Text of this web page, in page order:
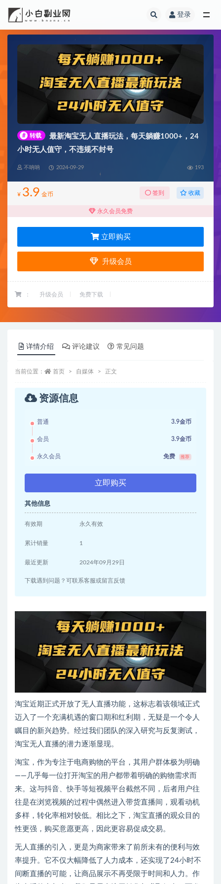
登录
# 转载
最新淘宝无人直播玩法，每天躺赚1000+，24
小时无人值守，不违规不封号
不呐呐 2024-09-29 193
¥ 3.9 金币 签到 收藏
永久会员免费
立即购买
升级会员
： 升级会员 免费下载
详情介绍 评论建议 常见问题
当前位置： 首页 自媒体 正文
资源信息
普通 3.9金币
会员 3.9金币
永久会员 免费 推荐
立即购买
其他信息
有效期 永久有效
累计销量 1
最近更新 2024年09月29日
下载遇到问题？可联系客服或留言反馈
淘宝近期正式开放了无人直播功能，这标志着该领域正式
迈入了一个充满机遇的窗口期和红利期，无疑是一个令人
瞩目的新兴趋势。经过我们团队的深入研究与反复测试，
淘宝无人直播的潜力逐渐显现。
淘宝，作为专注于电商购物的平台，其用户群体极为明确
——几乎每一位打开淘宝的用户都带着明确的购物需求而
来。这与抖音、快手等短视频平台截然不同，后者用户往
往是在浏览视频的过程中偶然进入带货直播间，观看动机
多样，转化率相对较低。相比之下，淘宝直播的观众目的
性更强，购买意愿更高，因此更容易促成交易。
无人直播的引入，更是为商家带来了前所未有的便利与效
率提升。它不仅大幅降低了人力成本，还实现了24小时不
间断直播的可能，让商品展示不再受限于时间和人力。作